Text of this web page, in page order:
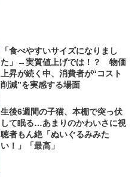
「食べやすいサイズになりまし
た」→実質値上げでは！？ 物価
上昇が続く中、消費者が“コスト
削減”を実感する場面
生後6週間の子猫、本棚で突っ伏
して眠る…あまりのかわいさに視
聴者もん絶「ぬいぐるみみた
い！」「最高」